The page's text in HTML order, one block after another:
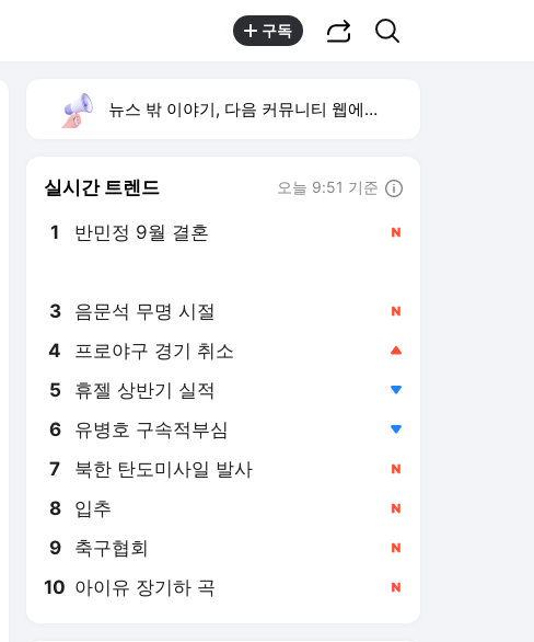
구독
뉴스 밖 이야기, 다음 커뮤니티 웹에서 보기
실시간 트렌드 오늘 9:51 기준
1 반민정 9월 결혼
3 음문석 무명 시절
4 프로야구 경기 취소
5 휴젤 상반기 실적
6 유병호 구속적부심
7 북한 탄도미사일 발사
8 입추
9 축구협회
10 아이유 장기하 곡